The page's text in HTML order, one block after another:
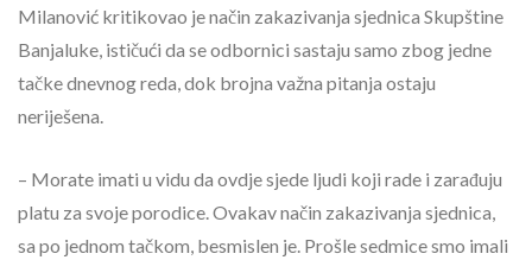
Milanović kritikovao je način zakazivanja sjednica Skupštine
Banjaluke, ističući da se odbornici sastaju samo zbog jedne
tačke dnevnog reda, dok brojna važna pitanja ostaju
neriješena.
– Morate imati u vidu da ovdje sjede ljudi koji rade i zarađuju
platu za svoje porodice. Ovakav način zakazivanja sjednica,
sa po jednom tačkom, besmislen je. Prošle sedmice smo imali